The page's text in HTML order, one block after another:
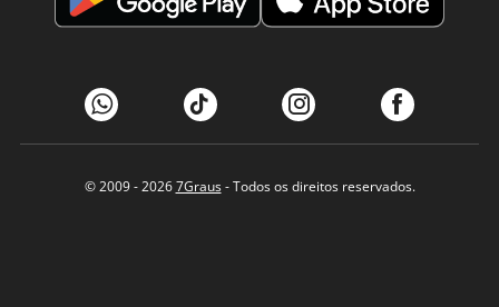
© 2009 - 20267Graus- Todos os direitos reservados.